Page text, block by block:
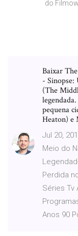
do
Baixar
-
(The
pequena
Heaton) e
Jul 20,
Meio do
Perdida
Séries Tv
Anos 90